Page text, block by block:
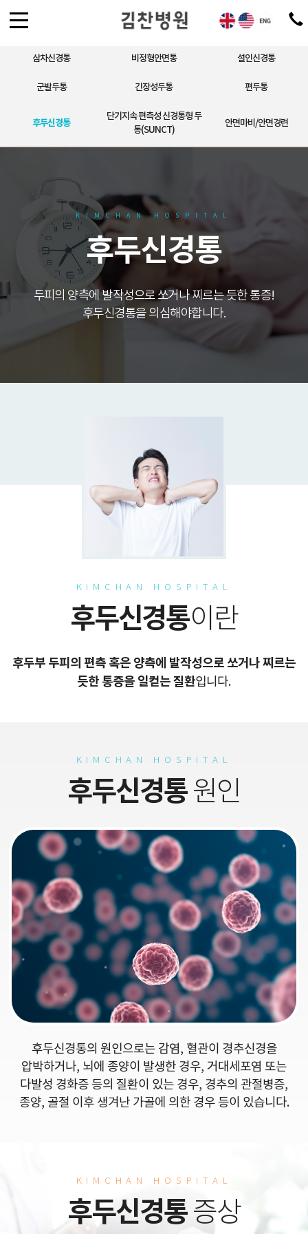
삼차신경통 비정형안면통 설인신경통
군발두통 긴장성두통 편두통
후두신경통
단기지속 편측성 신경통형 두
통(SUNCT)
안면마비/안면경련
KIMCHAN HOSPITAL
후두신경통
두피의 양측에 발작성으로 쏘거나 찌르는 듯한 통증!
후두신경통을 의심해야합니다.
KIMCHAN HOSPITAL
후두신경통이란
후두부 두피의 편측 혹은 양측에 발작성으로 쏘거나 찌르는
듯한 통증을 일컫는 질환입니다.
KIMCHAN HOSPITAL
후두신경통원인
후두신경통의 원인으로는 감염, 혈관이 경추신경을
압박하거나, 뇌에 종양이 발생한 경우, 거대세포염 또는
다발성 경화증 등의 질환이 있는 경우, 경추의 관절병증,
종양, 골절 이후 생겨난 가골에 의한 경우 등이 있습니다.
KIMCHAN HOSPITAL
후두신경통증상